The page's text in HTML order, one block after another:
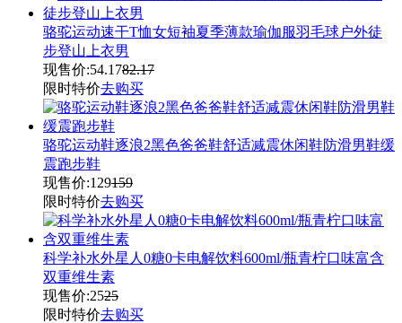
骆驼运动速干T恤女短袖夏季薄款瑜伽服羽毛球户外徒
步登山上衣男
现售价:54.1782.17
限时特价去购买
骆驼运动鞋逐浪2黑色爸爸鞋舒适减震休闲鞋防滑男鞋缓
震跑步鞋
现售价:129159
限时特价去购买
科学补水外星人0糖0卡电解饮料600ml/瓶青柠口味富含
双重维生素
现售价:2525
限时特价去购买